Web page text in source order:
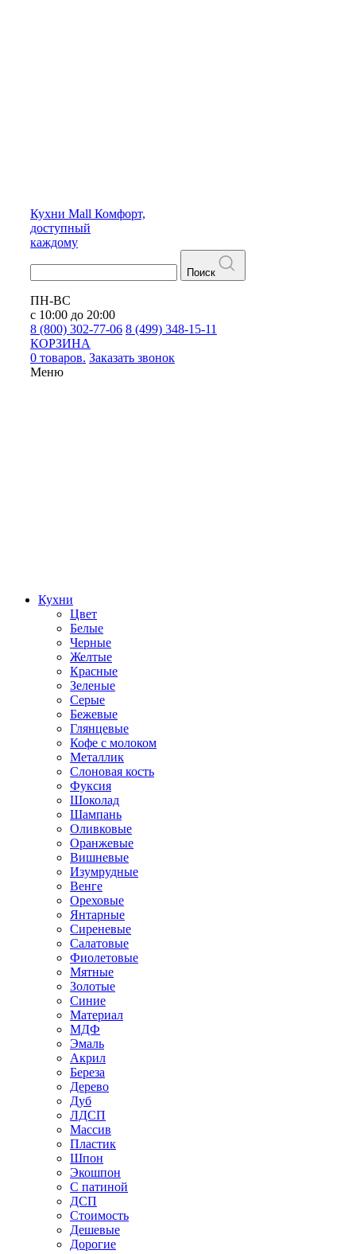
Кухни Mall Комфорт,
доступный
каждому
Поиск
ПН-ВС
с 10:00 до 20:00
8 (800) 302-77-06 8 (499) 348-15-11
КОРЗИНА
0 товаров. Заказать звонок
Меню
Кухни
Цвет
Белые
Черные
Желтые
Красные
Зеленые
Серые
Бежевые
Глянцевые
Кофе с молоком
Металлик
Слоновая кость
Фуксия
Шоколад
Шампань
Оливковые
Оранжевые
Вишневые
Изумрудные
Венге
Ореховые
Янтарные
Сиреневые
Салатовые
Фиолетовые
Мятные
Золотые
Синие
Материал
МДФ
Эмаль
Акрил
Береза
Дерево
Дуб
ЛДСП
Массив
Пластик
Шпон
Экошпон
С патиной
ДСП
Стоимость
Дешевые
Дорогие